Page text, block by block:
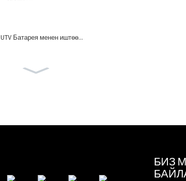
UTV Батарея менен иштөө...
балдар Jeep YJ2588B минишет
балдар Jeep YJ2588A минишет
БИЗ